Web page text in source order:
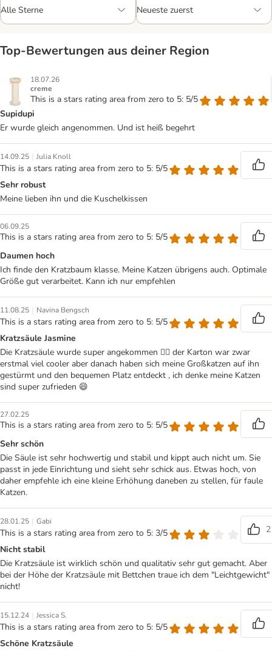
Top‑Bewertungen aus deiner Region
18.07.26
creme
This is a stars rating area from zero to 5: 5/5
Supidupi
Er wurde gleich angenommen. Und ist heiß begehrt
14.09.25 | Julia Knoll
This is a stars rating area from zero to 5: 5/5
Sehr robust
Meine lieben ihn und die Kuschelkissen
06.09.25
This is a stars rating area from zero to 5: 5/5
Daumen hoch
Ich finde den Kratzbaum klasse. Meine Katzen übrigens auch. Optimale
Größe gut verarbeitet. Kann ich nur empfehlen
11.08.25 | Navina Bengsch
This is a stars rating area from zero to 5: 5/5
Kratzsäule Jasmine
Die Kratzsäule wurde super angekommen 👌🏽 der Karton war zwar
erstmal viel cooler aber danach haben sich meine Großkatzen auf ihn
gestürmt und den bequemen Platz entdeckt , ich denke meine Katzen
sind super zufrieden 😄
27.02.25
This is a stars rating area from zero to 5: 5/5
Sehr schön
Die Säule ist sehr hochwertig und stabil und kippt auch nicht um. Sie
passt in jede Einrichtung und sieht sehr schick aus. Etwas hoch, von
daher empfehle ich eine kleine Erhöhung daneben zu stellen, für faule
Katzen.
28.01.25 | Gabi
This is a stars rating area from zero to 5: 3/5
2
Nicht stabil
Die Kratzsäule ist wirklich schön und qualitativ sehr gut gemacht. Aber
bei der Höhe der Kratzsäule mit Bettchen traue ich dem "Leichtgewicht"
nicht!
15.12.24 | Jessica S.
This is a stars rating area from zero to 5: 5/5
Schöne Kratzsäule